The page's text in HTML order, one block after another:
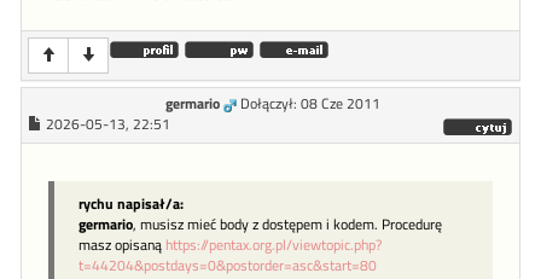
germario
Dołączył: 08 Cze 2011
2026-05-13, 22:51
rychu napisał/a:
germario, musisz mieć body z dostępem i kodem. Procedurę
masz opisaną https://pentax.org.pl/viewtopic.php?
t=44204&postdays=0&postorder=asc&start=80